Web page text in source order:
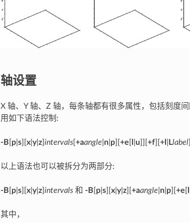
轴设置
X 轴、Y 轴、Z 轴，每条轴都有很多属性，包括刻度
用如下语法控制:
-B p| s][ x| y|z] intervals[ +aangle n| p][ +e u +f][ +l Llabel][
以上语法也可以被拆分为两部分:
-B p| s][ x| y|z] intervals和 -B p| s][ x| y|z][ +aangle n| p][ +e
其中，